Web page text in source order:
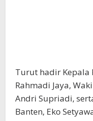
Turut hadir Kepala
Rahmadi Jaya,
Andri Supriadi,
Banten, Eko